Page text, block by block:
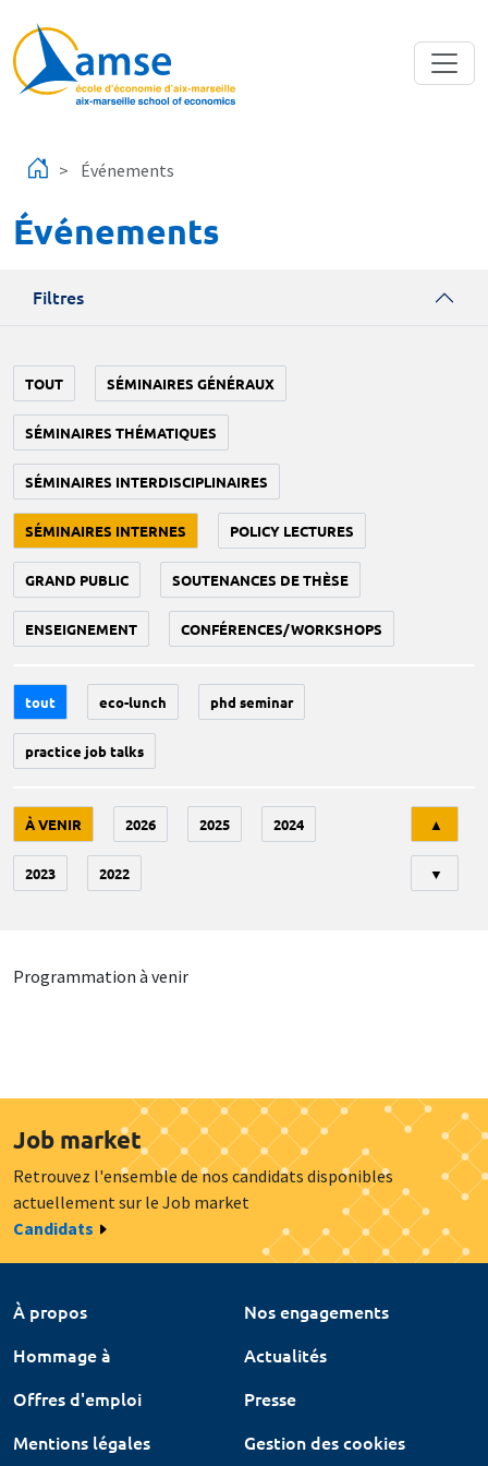
Événements
Événements
Filtres
TOUT SÉMINAIRES GÉNÉRAUX
SÉMINAIRES THÉMATIQUES
SÉMINAIRES INTERDISCIPLINAIRES
SÉMINAIRES INTERNES POLICY LECTURES
GRAND PUBLIC SOUTENANCES DE THÈSE
ENSEIGNEMENT CONFÉRENCES/WORKSHOPS
tout eco-lunch phd seminar
practice job talks
À VENIR 2026 2025 2024
2023 2022
▲
▼
Programmation à venir
Job market
Retrouvez l'ensemble de nos candidats disponibles
actuellement sur le Job market
Candidats
À propos
Nos engagements
Hommage à
Actualités
Offres d'emploi
Presse
Mentions légales
Gestion des cookies